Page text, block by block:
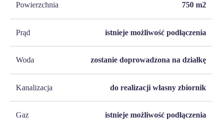
Powierzchnia 750 m2
Prąd istnieje możliwość podłączenia
Woda zostanie doprowadzona na działkę
Kanalizacja do realizacji własny zbiornik
Gaz istnieje możliwość podłączenia